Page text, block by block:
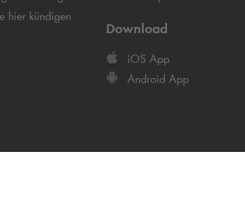
hier kündigen
Download
iOS App
Android App